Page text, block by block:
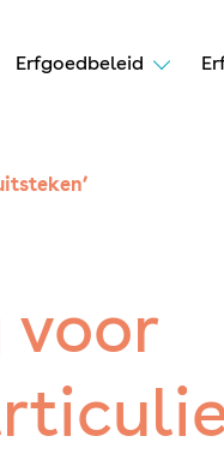
Erfgoedbeleid